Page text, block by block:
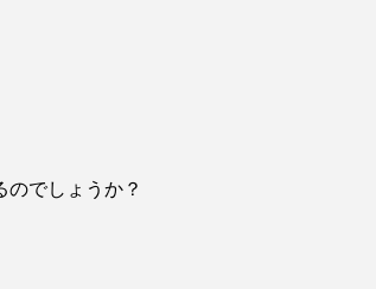
のでしょうか？